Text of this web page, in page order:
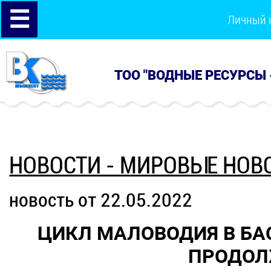
☰ Личный
ТОО "ВОДНЫЕ РЕСУРСЫ
НОВОСТИ - МИРОВЫЕ
новость от 22.05.2022
ЦИКЛ МАЛОВОДИЯ В